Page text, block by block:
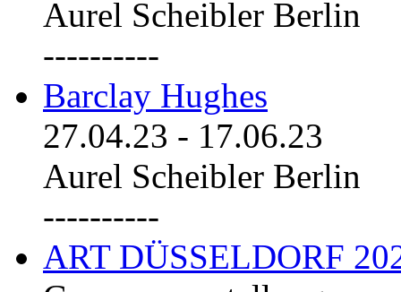
Aurel Scheibler Berlin
----------
Barclay Hughes
27.04.23 - 17.06.23
Aurel Scheibler Berlin
----------
ART DÜSSELDORF